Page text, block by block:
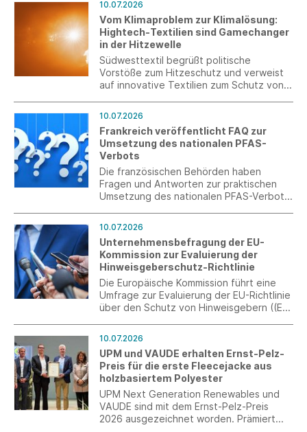
gesamte Sortiment hinweg einen
einheitlichen Markenauftritt und sorgt für
mehr Orientierung, Wiedererkennung und
Wertigkeit auf der Verkaufsfläche.
10.07.2026
Vom Klimaproblem zur Klimalösung:
Hightech-Textilien sind Gamechanger
in der Hitzewelle
Südwesttextil begrüßt politische
Vorstöße zum Hitzeschutz und verweist
auf innovative Textilien zum Schutz von
10.07.2026
Frankreich veröffentlicht FAQ zur
Umsetzung des nationalen PFAS-
Verbots
Die französischen Behörden haben
Fragen und Antworten zur praktischen
Umsetzung des nationalen PFAS-Verbots
Grenzwerte, analytische Fragen,
Ausnahmen für Recyclingmaterialien
sowie den Umgang mit Lagerbeständen.
10.07.2026
Unternehmensbefragung der EU-
Kommission zur Evaluierung der
Hinweisgeberschutz-Richtlinie
Die Europäische Kommission führt eine
Umfrage zur Evaluierung der EU-Richtlinie
über den Schutz von Hinweisgebern ((EU)
Unternehmen mit internen
Meldesystemen. Die Teilnahme ist bis zum
31. Juli 2026 möglich.
10.07.2026
UPM und VAUDE erhalten Ernst-Pelz-
Preis für die erste Fleecejacke aus
holzbasiertem Polyester
UPM Next Generation Renewables und
VAUDE sind mit dem Ernst-Pelz-Preis
2026 ausgezeichnet worden. Prämiert